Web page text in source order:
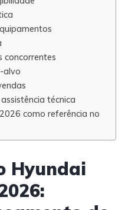
concorrentes
alvo
técnica
como referência no
Hyundai